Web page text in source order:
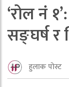
‘रोल नं
सङ्घर्ष र
हुलाक पोस्ट